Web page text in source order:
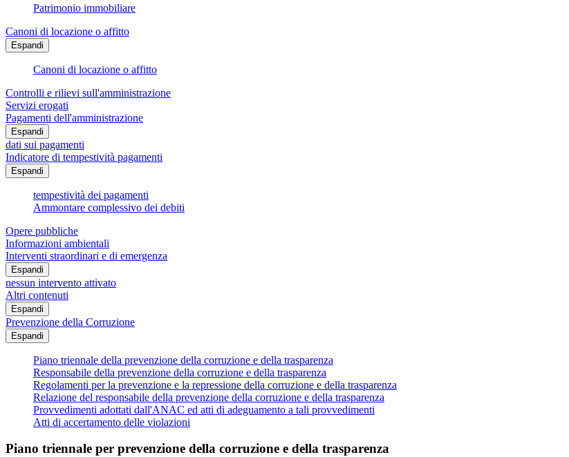
Patrimonio immobiliare
Canoni di locazione o affitto
Espandi
Canoni di locazione o affitto
Controlli e rilievi sull'amministrazione
Servizi erogati
Pagamenti dell'amministrazione
Espandi
dati sui pagamenti
Indicatore di tempestività pagamenti
Espandi
tempestività dei pagamenti
Ammontare complessivo dei debiti
Opere pubbliche
Informazioni ambientali
Interventi straordinari e di emergenza
Espandi
nessun intervento attivato
Altri contenuti
Espandi
Prevenzione della Corruzione
Espandi
Piano triennale della prevenzione della corruzione e della trasparenza
Responsabile della prevenzione della corruzione e della trasparenza
Regolamenti per la prevenzione e la repressione della corruzione e della trasparenza
Relazione del responsabile della prevenzione della corruzione e della trasparenza
Provvedimenti adottati dall'ANAC ed atti di adeguamento a tali provvedimenti
Atti di accertamento delle violazioni
Piano triennale per prevenzione della corruzione e della trasparenza